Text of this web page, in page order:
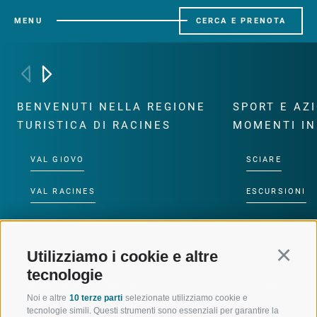
Utilizziamo i cookie e altre
tecnologie
Noi e altre 10 terze parti selezionate utilizziamo cookie e
tecnologie simili. Questi strumenti sono essenziali per garantire la
MENU CERCA E PRENOTA
BENVENUTI NELLA REGIONE
TURISTICA DI RACINES
VAL GIOVO
VAL RACINES
VAL RIDANNA
IMPIANTI DI RISALITA
SCUOLA DI SCI RACINES
SPORT E
MOMENTI
SCIARE
ESCURSIONI
ALTA